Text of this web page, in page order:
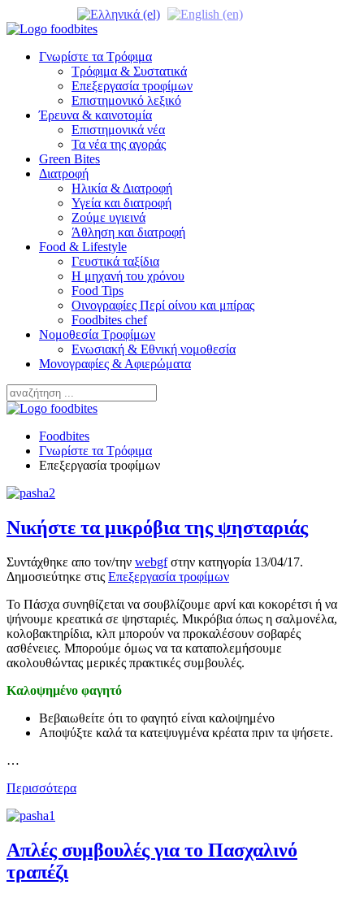
Γνωρίστε τα Τρόφιμα
Τρόφιμα & Συστατικά
Επεξεργασία τροφίμων
Επιστημονικό λεξικό
Έρευνα & καινοτομία
Επιστημονικά νέα
Τα νέα της αγοράς
Green Bites
Διατροφή
Ηλικία & Διατροφή
Υγεία και διατροφή
Ζούμε υγιεινά
Άθληση και διατροφή
Food & Lifestyle
Γευστικά ταξίδια
Η μηχανή του χρόνου
Food Tips
Οινογραφίες Περί οίνου και μπίρας
Foodbites chef
Νομοθεσία Τροφίμων
Ενωσιακή & Εθνική νομοθεσία
Μονογραφίες & Αφιερώματα
Foodbites
Γνωρίστε τα Τρόφιμα
Επεξεργασία τροφίμων
Νικήστε τα μικρόβια της ψησταριάς
Συντάχθηκε απο τον/την webgfστην κατηγορία 13/04/17.
Δημοσιεύτηκε στις Επεξεργασία τροφίμων
Το Πάσχα συνηθίζεται να σουβλίζουμε αρνί και κοκορέτσι ή να
ψήνουμε κρεατικά σε ψησταριές. Μικρόβια όπως η σαλμονέλα,
κολοβακτηρίδια, κλπ μπορούν να προκαλέσουν σοβαρές
ασθένειες. Μπορούμε όμως να τα καταπολεμήσουμε
ακολουθώντας μερικές πρακτικές συμβουλές.
Καλοψημένο φαγητό
Βεβαιωθείτε ότι το φαγητό είναι καλοψημένο
Αποψύξτε καλά τα κατεψυγμένα κρέατα πριν τα ψήσετε.
…
Περισσότερα
Απλές συμβουλές για το Πασχαλινό
τραπέζι